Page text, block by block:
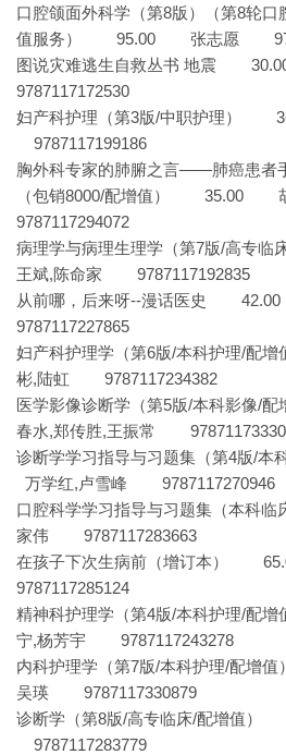
口腔颌面外科学（第8版）（第8轮
值服务） 95.00 张志愿
图说灾难逃生自救丛书 地震
9787117172530
妇产科护理（第3版/中职护理）
9787117199186
胸外科专家的肺腑之言——肺癌患者
（包销8000/配增值） 35.00
9787117294072
病理学与病理生理学（第7版/高
王斌,陈命家 9787117192835
从前哪，后来呀--漫话医史
9787117227865
妇产科护理学（第6版/本科护理
彬,陆虹 9787117234382
医学影像诊断学（第5版/本科影
春水,郑传胜,王振常
诊断学学习指导与习题集（第4版
万学红,卢雪峰 9787117270946
口腔科学学习指导与习题集（
家伟 9787117283663
在孩子下次生病前（增订本
9787117285124
精神科护理学（第4版/本科护理
宁,杨芳宇 9787117243278
内科护理学（第7版/本科护理/
吴瑛 9787117330879
诊断学（第8版/高专临床/配增
9787117283779